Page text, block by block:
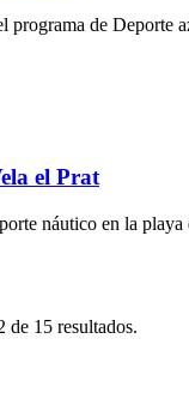
programa de Deporte
el Prat
náutico en la playa
de 15 resultados.